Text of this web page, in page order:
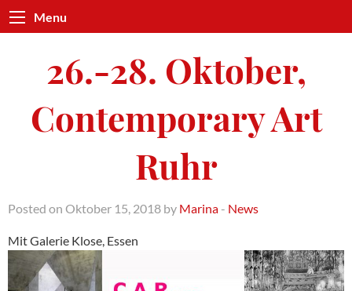
Menu
26.-28. Oktober,
Contemporary Art
Ruhr
Posted on Oktober 15, 2018 by Marina - News
Mit Galerie Klose, Essen